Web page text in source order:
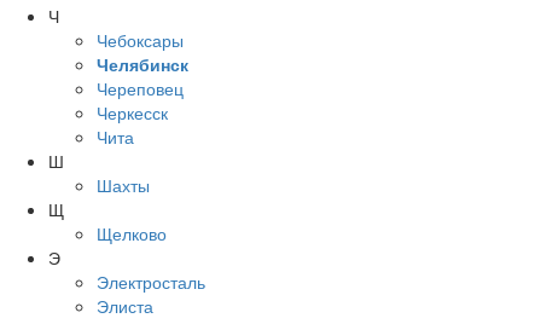
Ч
Чебоксары
Челябинск
Череповец
Черкесск
Чита
Ш
Шахты
Щ
Щелково
Э
Электросталь
Элиста